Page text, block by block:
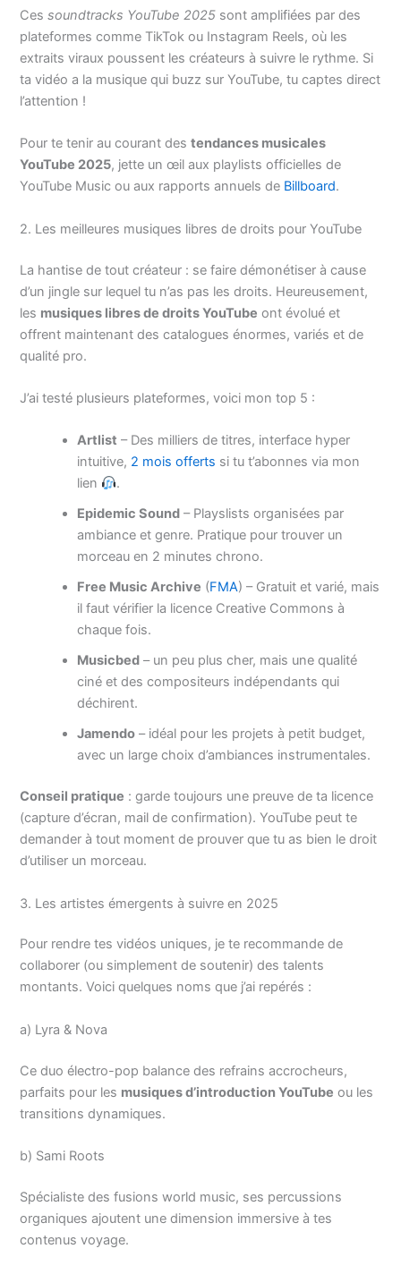
Cessoundtracks YouTube 2025 sont amplifiées par des
plateformes comme TikTok ou Instagram Reels, où les
extraits viraux poussent les créateurs à suivre le rythme. Si
ta vidéo a la musique qui buzz sur YouTube, tu captes direct
l’attention !
Pour te tenir au courant destendances musicales
YouTube 2025, jette un œil aux playlists officielles de
YouTube Music ou aux rapports annuels de Billboard.
2. Les meilleures musiques libres de droits pour YouTube
La hantise de tout créateur : se faire démonétiser à cause
d’un jingle sur lequel tu n’as pas les droits. Heureusement,
les musiques libres de droits YouTube ont évolué et
offrent maintenant des catalogues énormes, variés et de
qualité pro.
J’ai testé plusieurs plateformes, voici mon top 5 :
Artlist – Des milliers de titres, interface hyper
intuitive, 2 mois offerts si tu t’abonnes via mon
lien
.
Epidemic Sound – Playslists organisées par
ambiance et genre. Pratique pour trouver un
morceau en 2 minutes chrono.
Free Music Archive (FMA) – Gratuit et varié, mais
il faut vérifier la licence Creative Commons à
chaque fois.
Musicbed – un peu plus cher, mais une qualité
ciné et des compositeurs indépendants qui
déchirent.
Jamendo – idéal pour les projets à petit budget,
avec un large choix d’ambiances instrumentales.
Conseil pratique : garde toujours une preuve de ta licence
(capture d’écran, mail de confirmation). YouTube peut te
demander à tout moment de prouver que tu as bien le droit
d’utiliser un morceau.
3. Les artistes émergents à suivre en 2025
Pour rendre tes vidéos uniques, je te recommande de
collaborer (ou simplement de soutenir) des talents
montants. Voici quelques noms que j’ai repérés :
a) Lyra & Nova
Ce duo électro-pop balance des refrains accrocheurs,
parfaits pour les musiques d’introduction YouTube ou les
transitions dynamiques.
b) Sami Roots
Spécialiste des fusions world music, ses percussions
organiques ajoutent une dimension immersive à tes
contenus voyage.